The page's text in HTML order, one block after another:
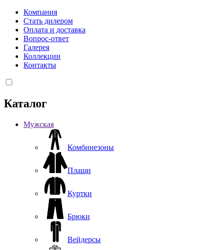
Компания
Стать дилером
Оплата и доставка
Вопрос-ответ
Галерея
Коллекции
Контакты
Каталог
Мужская
Комбинезоны
Плащи
Куртки
Брюки
Вейдерсы